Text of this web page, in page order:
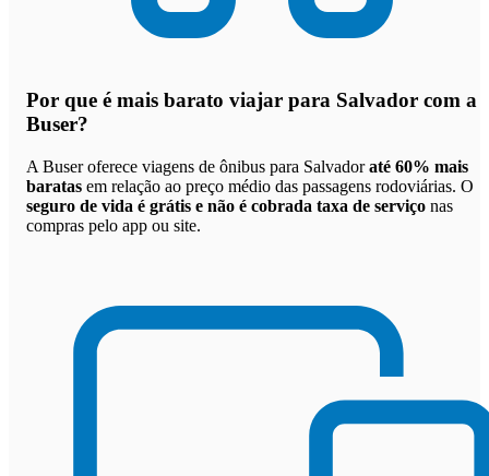
Por que é mais barato viajar para Salvador com a
Buser?
A Buser oferece viagens de ônibus para Salvadoraté 60% mais
baratas em relação ao preço médio das passagens rodoviárias. O
seguro de vida é grátis e não é cobrada taxa de serviço nas
compras pelo app ou site.